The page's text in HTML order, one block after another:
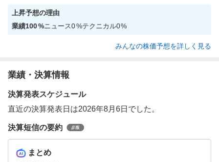
上昇予想の理由
業績100%ニュース0%テクニカル0%
みんなの株価予想を詳しく見る
業績・決算情報
決算発表スケジュール
直近の決算発表日は2026年8月6日でした。
決算短信の要約
まとめ